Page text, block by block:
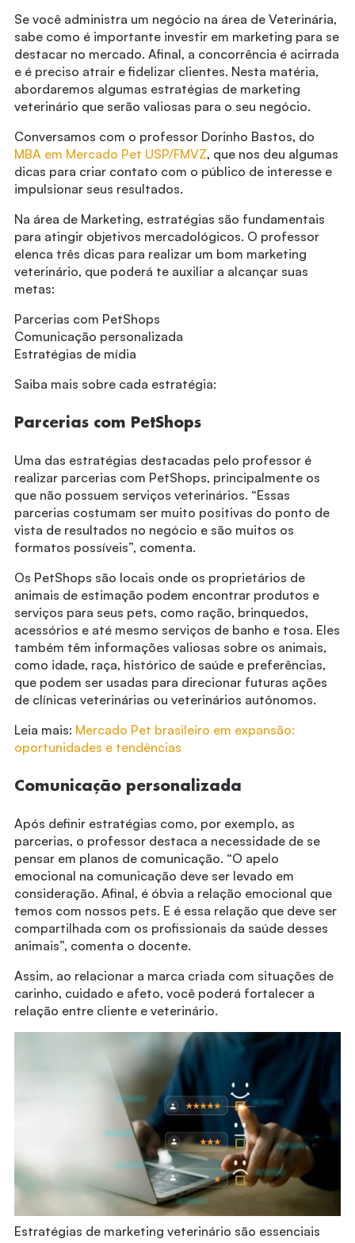
Se você administra um negócio na área de Veterinária,
sabe como é importante investir em marketing para se
destacar no mercado. Afinal, a concorrência é acirrada
e é preciso atrair e fidelizar clientes. Nesta matéria,
abordaremos algumas estratégias de marketing
veterinário que serão valiosas para o seu negócio.
Conversamos com o professor Dorinho Bastos, do
MBA em Mercado Pet USP/FMVZ, que nos deu algumas
dicas para criar contato com o público de interesse e
impulsionar seus resultados.
Na área de Marketing, estratégias são fundamentais
para atingir objetivos mercadológicos. O professor
elenca três dicas para realizar um bom marketing
veterinário, que poderá te auxiliar a alcançar suas
metas:
Parcerias com PetShops
Comunicação personalizada
Estratégias de mídia
Saiba mais sobre cada estratégia:
Parcerias com PetShops
Uma das estratégias destacadas pelo professor é
realizar parcerias com PetShops, principalmente os
que não possuem serviços veterinários. “Essas
parcerias costumam ser muito positivas do ponto de
vista de resultados no negócio e são muitos os
formatos possíveis”, comenta.
Os PetShops são locais onde os proprietários de
animais de estimação podem encontrar produtos e
serviços para seus pets, como ração, brinquedos,
acessórios e até mesmo serviços de banho e tosa. Eles
também têm informações valiosas sobre os animais,
como idade, raça, histórico de saúde e preferências,
que podem ser usadas para direcionar futuras ações
de clínicas veterinárias ou veterinários autônomos.
Leia mais: Mercado Pet brasileiro em expansão:
oportunidades e tendências
Comunicação personalizada
Após definir estratégias como, por exemplo, as
parcerias, o professor destaca a necessidade de se
pensar em planos de comunicação. “O apelo
emocional na comunicação deve ser levado em
consideração. Afinal, é óbvia a relação emocional que
temos com nossos pets. E é essa relação que deve ser
compartilhada com os profissionais da saúde desses
animais”, comenta o docente.
Assim, ao relacionar a marca criada com situações de
carinho, cuidado e afeto, você poderá fortalecer a
relação entre cliente e veterinário.
Estratégias de marketing veterinário são essenciais